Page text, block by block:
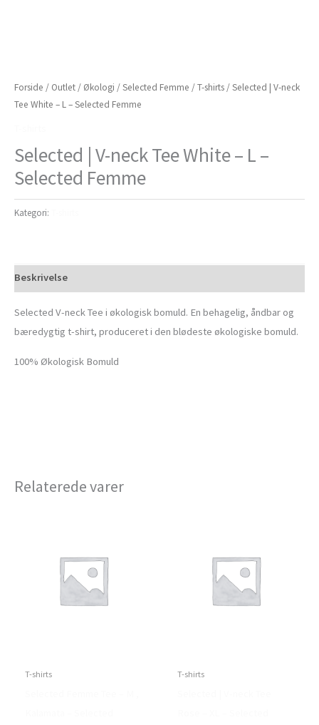
Forside / Outlet / Økologi /Selected Femme /T-shirts / Selected | V-neck
Tee White – L – Selected Femme
Selected | V-neck Tee White – L –
Selected Femme
Kategori:
Beskrivelse
Selected V-neck Tee i økologisk bomuld. En behagelig, åndbar og
bæredygtig t-shirt, produceret i den blødeste økologiske bomuld.
100% Økologisk Bomuld
Relaterede varer
T-shirts T-shirts